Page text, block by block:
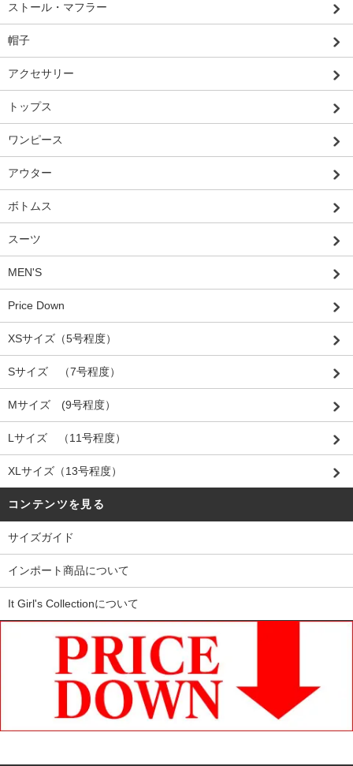
ストール・マフラー
帽子
アクセサリー
トップス
ワンピース
アウター
ボトムス
スーツ
MEN'S
Price Down
XSサイズ（5号程度）
Sサイズ （7号程度）
Mサイズ (9号程度）
Lサイズ （11号程度）
XLサイズ（13号程度）
コンテンツを見る
サイズガイド
インポート商品について
It Girl's Collectionについて